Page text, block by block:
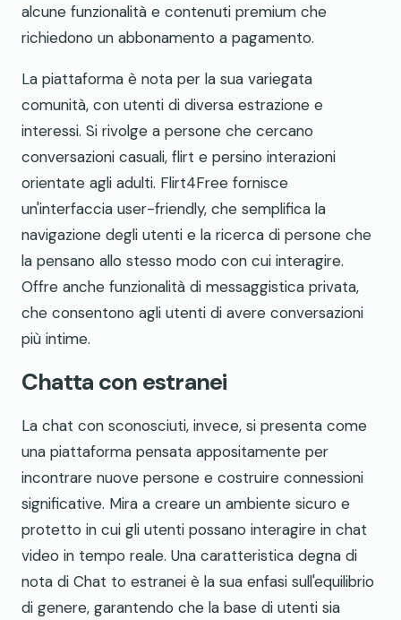
alcune funzionalità e contenuti premium che
richiedono un abbonamento a pagamento.
La piattaforma è nota per la sua variegata
comunità, con utenti di diversa estrazione e
interessi. Si rivolge a persone che cercano
conversazioni casuali, flirt e persino interazioni
orientate agli adulti. Flirt4Free fornisce
un'interfaccia user-friendly, che semplifica la
navigazione degli utenti e la ricerca di persone che
la pensano allo stesso modo con cui interagire.
Offre anche funzionalità di messaggistica privata,
che consentono agli utenti di avere conversazioni
più intime.
Chatta con estranei
La chat con sconosciuti, invece, si presenta come
una piattaforma pensata appositamente per
incontrare nuove persone e costruire connessioni
significative. Mira a creare un ambiente sicuro e
protetto in cui gli utenti possano interagire in chat
video in tempo reale. Una caratteristica degna di
nota di Chat to estranei è la sua enfasi sull'equilibrio
di genere, garantendo che la base di utenti sia